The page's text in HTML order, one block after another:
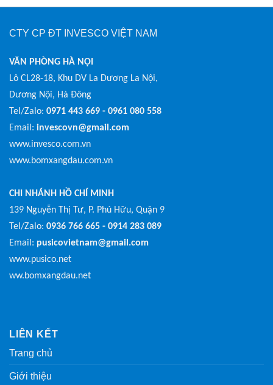
CTY CP ĐT INVESCO VIỆT NAM
VĂN PHÒNG HÀ NỘI
Lô CL28-18, Khu DV La Dương La Nội,
Dương Nội, Hà Đông
Tel/Zalo: 0971 443 669 - 0961 080 558
Email: invescovn@gmail.com
www.invesco.com.vn
www.bomxangdau.com.vn
CHI NHÁNH HỒ CHÍ MINH
139 Nguyễn Thị Tư, P. Phú Hữu, Quận 9
Tel/Zalo: 0936 766 665 - 0914 283 089
Email: pusicovietnam@gmail.com
www.pusico.net
ww.bomxangdau.net
LIÊN KẾT
Trang chủ
Giới thiệu